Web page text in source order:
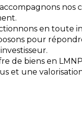
nos
en toute
pour
de biens en
et une